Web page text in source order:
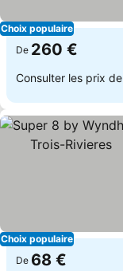
Choix populaire
De 260 €
Consulter les prix de
Choix populaire
De 68 €